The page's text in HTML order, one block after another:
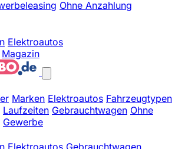
Ohne Anzahlung
Elektroautos
Magazin
Marken Elektroautos Fahrzeugtypen
Laufzeiten Gebrauchtwagen Ohne
Gewerbe
Elektroautos Gebrauchtwagen